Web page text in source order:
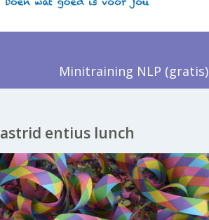
Minitraining NLP (gratis)
astrid entius lunch